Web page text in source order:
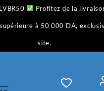
Profitez de la
à 50 000 DA,
site.